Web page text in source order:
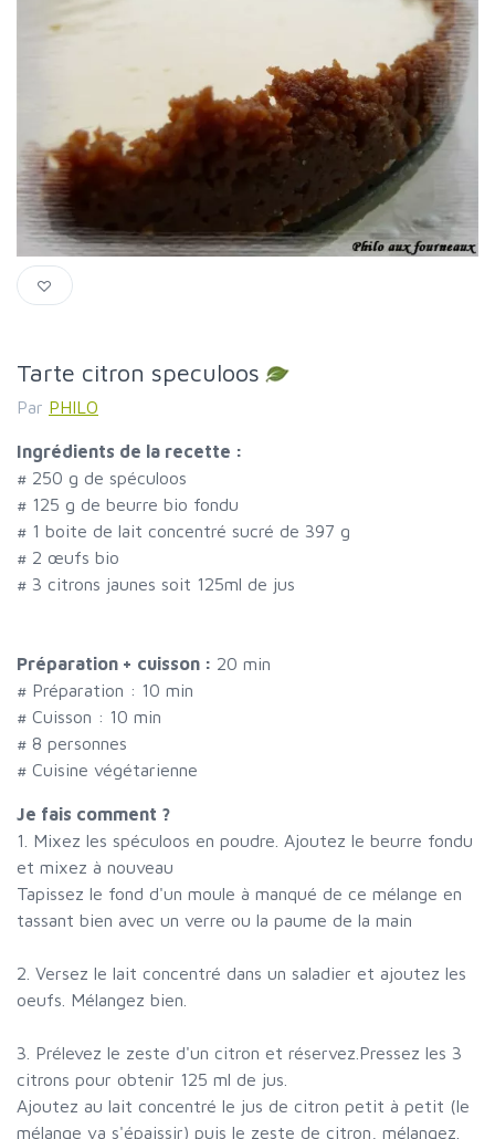
Tarte citron speculoos
Par PHILO
Ingrédients de la recette :
# 250 g de spéculoos
# 125 g de beurre bio fondu
# 1 boite de lait concentré sucré de 397 g
# 2 œufs bio
# 3 citrons jaunes soit 125ml de jus
Préparation + cuisson : 20 min
# Préparation : 10 min
# Cuisson : 10 min
# 8 personnes
# Cuisine végétarienne
Je fais comment ?
1. Mixez les spéculoos en poudre. Ajoutez le beurre fondu
et mixez à nouveau
Tapissez le fond d'un moule à manqué de ce mélange en
tassant bien avec un verre ou la paume de la main
2. Versez le lait concentré dans un saladier et ajoutez les
oeufs. Mélangez bien.
3. Prélevez le zeste d'un citron et réservez.Pressez les 3
citrons pour obtenir 125 ml de jus.
Ajoutez au lait concentré le jus de citron petit à petit (le
mélange va s'épaissir) puis le zeste de citron, mélangez.